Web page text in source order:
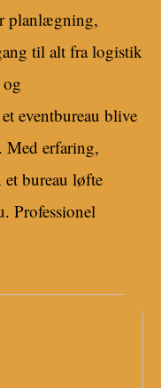
planlægning,
til alt fra logistik
eventbureau blive
Med erfaring,
bureau løfte
Professionel